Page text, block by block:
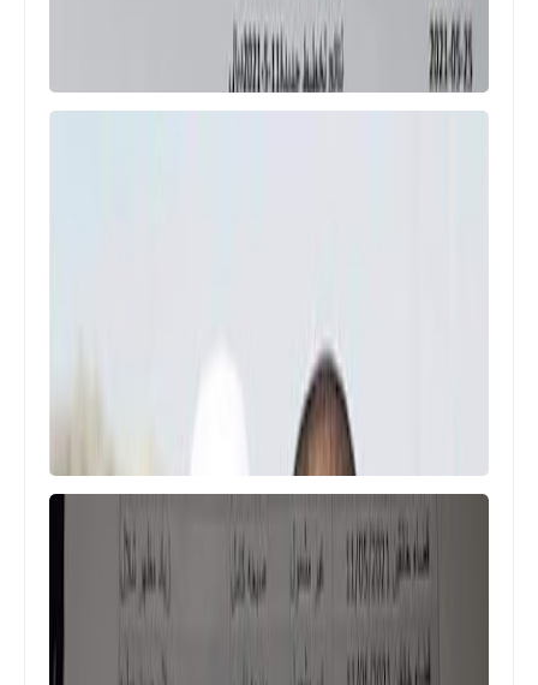
انخفاض اسعار صرف الدولار اليوم في
بورصة الكفاح